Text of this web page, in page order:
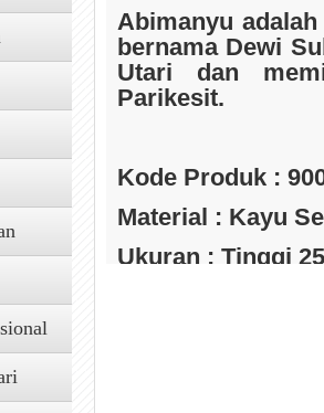
Abimanyu
bernama Dewi
Utari dan
Parikesit.
Kode Produk :
Material : Kayu
Ukuran : Tinggi